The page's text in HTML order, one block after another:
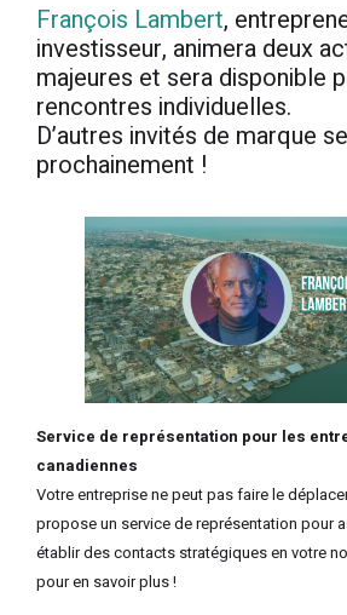
François Lambert,
investisseur, animera deux
majeures et sera disponible
rencontres individuelles.
D’autres invités de marque
prochainement !
Service de représentation pour les
canadiennes
Votre entreprise ne peut pas faire le
propose un service de représentation pour
établir des contacts stratégiques en votre
pour en savoir plus !